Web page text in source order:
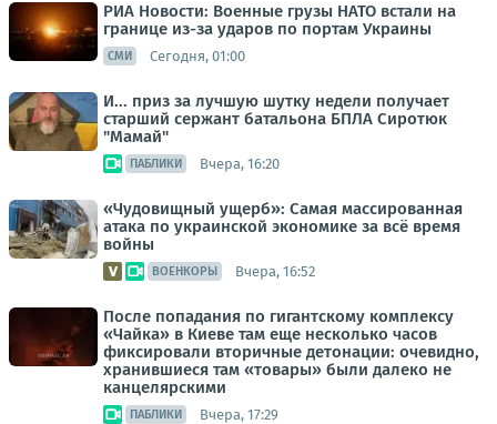
РИА Новости: Военные грузы НАТО встали на
границе из-за ударов по портам Украины
СМИ Сегодня, 01:00
И... приз за лучшую шутку недели получает
старший сержант батальона БПЛА Сиротюк
"Мамай"
ПАБЛИКИ Вчера, 16:20
«Чудовищный ущерб»: Самая массированная
атака по украинской экономике за всё время
войны
ВОЕНКОРЫ Вчера, 16:52
После попадания по гигантскому комплексу
«Чайка» в Киеве там еще несколько часов
фиксировали вторичные детонации: очевидно,
хранившиеся там «товары» были далеко не
канцелярскими
ПАБЛИКИ Вчера, 17:29